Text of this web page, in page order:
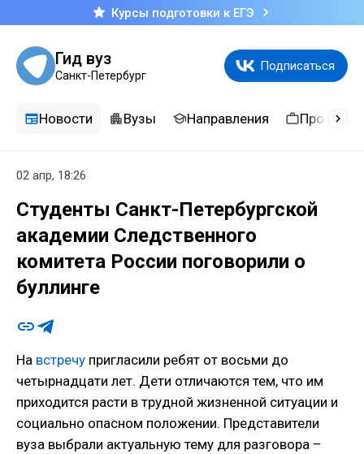
Курсы подготовки к ЕГЭ
Гид вуз
Санкт-Петербург
Подписаться
Новости Вузы Направления
02 апр, 18:26
Студенты Санкт-Петербургской
академии Следственного
комитета России поговорили о
буллинге
На встречу пригласили ребят от восьми до
четырнадцати лет. Дети отличаются тем, что им
приходится расти в трудной жизненной ситуации и
социально опасном положении. Представители
вуза выбрали актуальную тему для разговора –